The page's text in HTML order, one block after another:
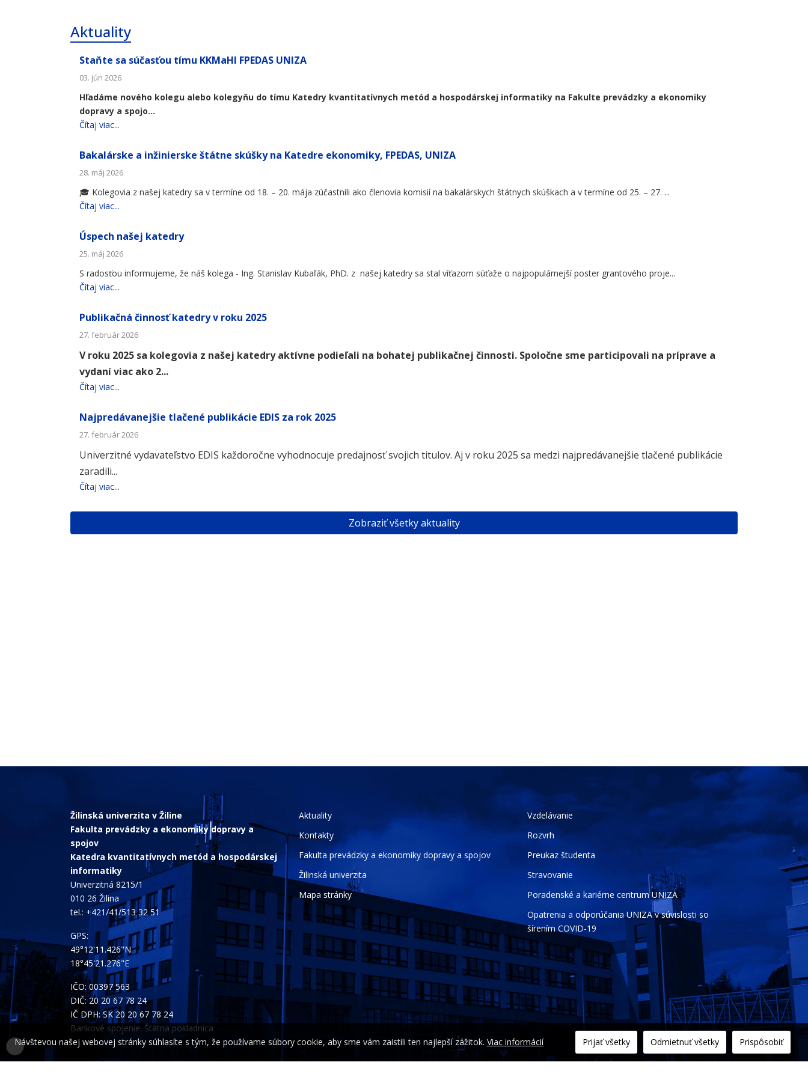
Aktuality
Staňte sa súčasťou tímu KKMaHI FPEDAS UNIZA
03. jún 2026
Hľadáme nového kolegu alebo kolegyňu do tímu Katedry kvantitatívnych metód a hospodárskej informatiky na Fakulte prevádzky a ekonomiky
dopravy a spojo...
Čítaj viac...
Bakalárske a inžinierske štátne skúšky na Katedre ekonomiky, FPEDAS, UNIZA
28. máj 2026
🎓 Kolegovia z našej katedry sa v termíne od 18. – 20. mája zúčastnili ako členovia komisií na bakalárskych štátnych skúškach a v termíne od 25. – 27. ...
Čítaj viac...
Úspech našej katedry
25. máj 2026
S radosťou informujeme, že náš kolega - Ing. Stanislav Kubaľák, PhD. z našej katedry sa stal víťazom súťaže o najpopulárnejší poster grantového proje...
Čítaj viac...
Publikačná činnosť katedry v roku 2025
27. február 2026
V roku 2025 sa kolegovia z našej katedry aktívne podieľali na bohatej publikačnej činnosti. Spoločne sme participovali na príprave a
vydaní viac ako 2...
Čítaj viac...
Najpredávanejšie tlačené publikácie EDIS za rok 2025
27. február 2026
Univerzitné vydavateľstvo EDIS každoročne vyhodnocuje predajnosť svojich titulov. Aj v roku 2025 sa medzi najpredávanejšie tlačené publikácie
zaradili...
Čítaj viac...
Zobraziť všetky aktuality
Žilinská univerzita v Žiline
Fakulta prevádzky a ekonomiky dopravy a
spojov
Katedra kvantitatívnych metód a hospodárskej
informatiky
Univerzitná 8215/1
010 26 Žilina
tel.: +421/41/513 32 51
GPS:
49°12'11.426"N
18°45'21.276"E
IČO: 00397 563
DIČ: 20 20 67 78 24
IČ DPH: SK 20 20 67 78 24
Bankové spojenie: Štátna pokladnica
Aktuality
Kontakty
Fakulta prevádzky a ekonomiky dopravy a spojov
Žilinská univerzita
Mapa stránky
Vzdelávanie
Rozvrh
Preukaz študenta
Stravovanie
Poradenské a kariérne centrum UNIZA
Opatrenia a odporúčania UNIZA v súvislosti so
šírením COVID-19
Návštevou našej webovej stránky súhlasíte s tým, že používame súbory cookie, aby sme vám zaistili ten najlepší zážitok. Viac informácií Prijať všetky Odmietnuť všetky Prispôsobiť